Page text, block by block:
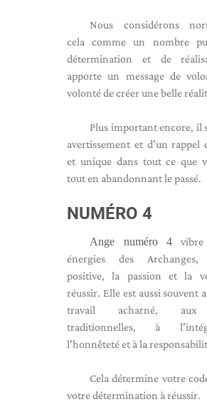
Nous considérons
cela comme un nombre
détermination et de
apporte un message de
volonté de créer une belle
Plus important encore, il
avertissement et d'un rappel
et unique dans tout ce que
tout en abandonnant le passé.
NUMÉRO 4
Ange numéro 4 vibre
énergies des Archanges,
positive, la passion et la
réussir. Elle est aussi souvent
travail acharné, aux
traditionnelles, à
l'honnêteté et à la
Cela détermine votre
votre détermination à réussir.